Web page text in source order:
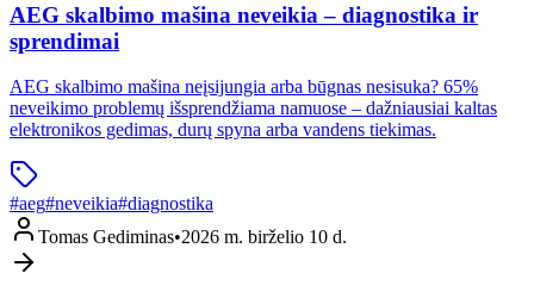
AEG skalbimo mašina neveikia – diagnostika ir
sprendimai
AEG skalbimo mašina neįsijungia arba būgnas nesisuka? 65%
neveikimo problemų išsprendžiama namuose – dažniausiai kaltas
elektronikos gedimas, durų spyna arba vandens tiekimas.
#aeg#neveikia#diagnostika
Tomas Gediminas•2026 m. birželio 10 d.